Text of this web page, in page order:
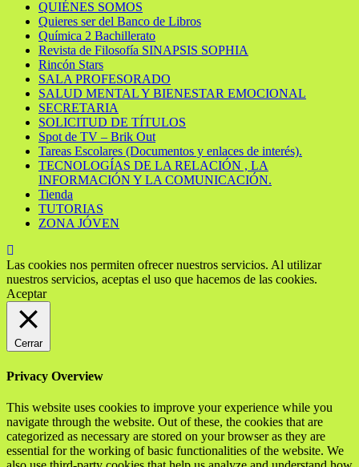
QUIÉNES SOMOS
Quieres ser del Banco de Libros
Química 2 Bachillerato
Revista de Filosofía SINAPSIS SOPHIA
Rincón Stars
SALA PROFESORADO
SALUD MENTAL Y BIENESTAR EMOCIONAL
SECRETARIA
SOLICITUD DE TÍTULOS
Spot de TV – Brik Out
Tareas Escolares (Documentos y enlaces de interés).
TECNOLOGÍAS DE LA RELACIÓN , LA
INFORMACIÓN Y LA COMUNICACIÓN.
Tienda
TUTORIAS
ZONA JÓVEN
Las cookies nos permiten ofrecer nuestros servicios. Al utilizar
nuestros servicios, aceptas el uso que hacemos de las cookies.
Aceptar
Cerrar
Privacy Overview
This website uses cookies to improve your experience while you
navigate through the website. Out of these, the cookies that are
categorized as necessary are stored on your browser as they are
essential for the working of basic functionalities of the website. We